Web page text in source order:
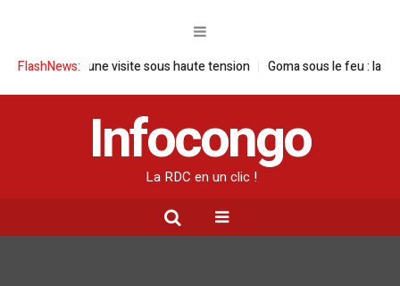
FlashNews:
: une visite sous haute tension Goma sous le feu : la situation
Infocongo
La RDC en un clic !